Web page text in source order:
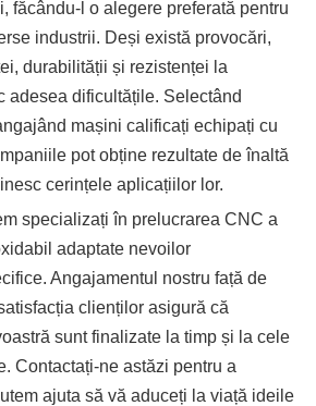
făcându-l o alegere preferată pentru
industrii. Deși există provocări,
durabilității și rezistenței la
adesea dificultățile. Selectând
mașini calificați echipați cu
pot obține rezultate de înaltă
cerințele aplicațiilor lor.
specializați în prelucrarea CNC a
adaptate nevoilor
Angajamentul nostru față de
clienților asigură că
sunt finalizate la timp și la cele
Contactați-ne astăzi pentru a
ajuta să vă aduceți la viață ideile